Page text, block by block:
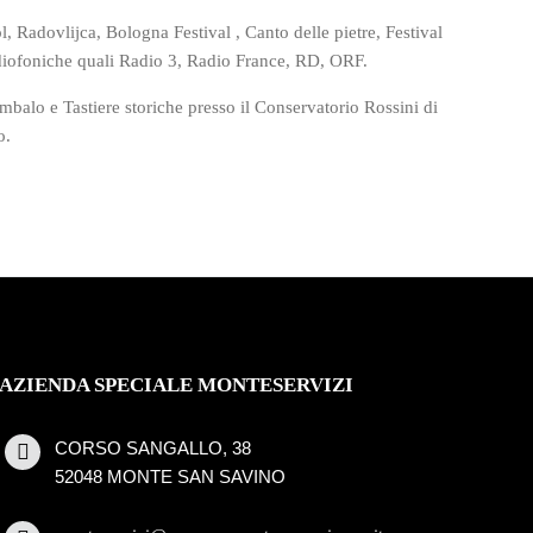
Radovlijca, Bologna Festival , Canto delle pietre, Festival
quali Radio 3, Radio France, RD, ORF.
e Tastiere storiche presso il Conservatorio Rossini di
AZIENDA SPECIALE MONTESERVIZI
CORSO SANGALLO, 38
52048 MONTE SAN SAVINO